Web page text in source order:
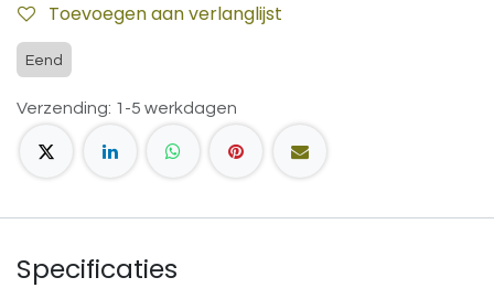
Toevoegen aan verlanglijst
Eend
Verzending: 1-5 werkdagen
Specificaties